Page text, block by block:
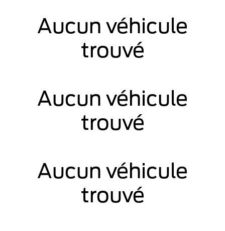
Aucun véhicule
trouvé
Aucun véhicule
trouvé
Aucun véhicule
trouvé